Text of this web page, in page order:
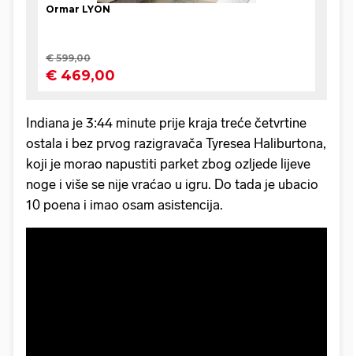
Indiana je 3:44 minute prije kraja treće četvrtine
ostala i bez prvog razigravača Tyresea Haliburtona,
koji je morao napustiti parket zbog ozljede lijeve
noge i više se nije vraćao u igru. Do tada je ubacio
10 poena i imao osam asistencija.